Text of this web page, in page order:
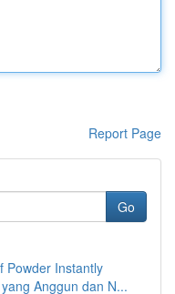
Report Page
Go
Powder Instantly
Anggun dan N...